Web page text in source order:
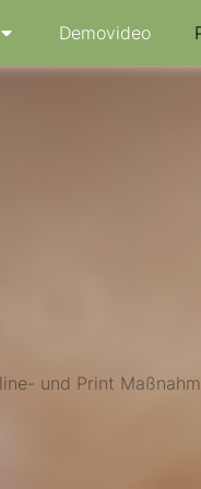
Demovideo
und Print